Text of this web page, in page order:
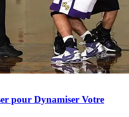
pour Dynamiser Votre